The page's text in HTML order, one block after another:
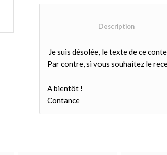
Je suis désolée, le texte de ce
Par contre, si vous souhaitez le
A bientôt !
Contance